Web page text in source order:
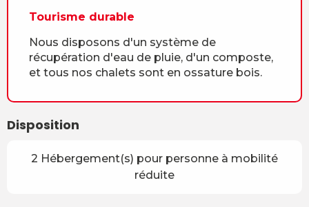
Tourisme durable
Nous disposons d'un système de
récupération d'eau de pluie, d'un composte,
et tous nos chalets sont en ossature bois.
Disposition
2 Hébergement(s) pour personne à mobilité
réduite